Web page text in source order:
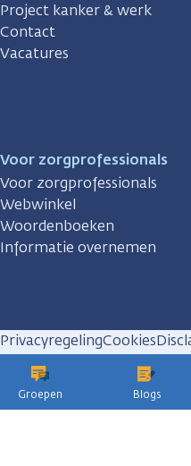
Groepen Blogs
Project kanker & werk
Contact
Vacatures
Voor zorgprofessionals
Voor zorgprofessionals
Webwinkel
Woordenboeken
Informatie overnemen
PrivacyregelingCookies
Huisregels